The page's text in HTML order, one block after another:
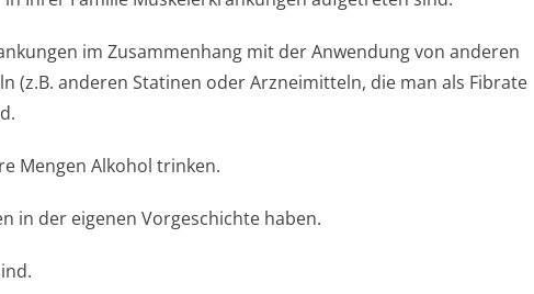
im Zusammenhang mit der Anwendung von anderen
(z.B. anderen Statinen oder Arzneimitteln, die man als Fibrate
Mengen Alkohol trinken.
in der eigenen Vorgeschichte ha­ben.